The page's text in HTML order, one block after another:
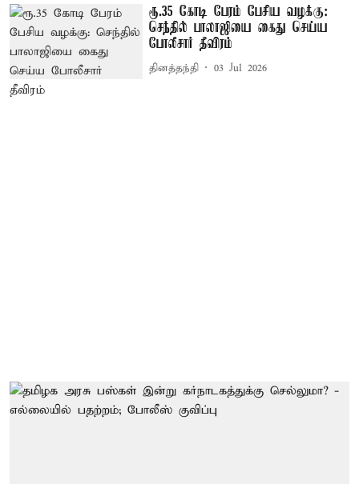
ரூ.35 கோடி பேரம் பேசிய வழக்கு:
செந்தில் பாலாஜியை கைது செய்ய
போலீசார் தீவிரம்
தினத்தந்தி 03 Jul 2026